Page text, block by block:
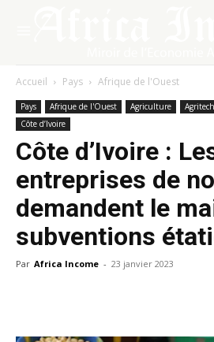
Accueil Pays Afrique de l'Ouest
Pays Afrique de l'Ouest Agriculture Agritech
Côte d’Ivoire
Côte d’Ivoire :
entreprises de
demandent le
subventions
Par Africa Income - 23 janvier 2023